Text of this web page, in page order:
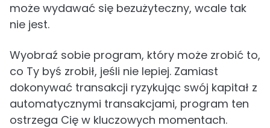
może wydawać się bezużyteczny, wcale tak
nie jest.
Wyobraź sobie program, który może zrobić to,
co Ty byś zrobił, jeśli nie lepiej. Zamiast
dokonywać transakcji ryzykując swój kapitał z
automatycznymi transakcjami, program ten
ostrzega Cię w kluczowych momentach.